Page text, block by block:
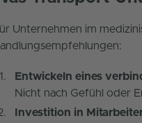
Unternehmen im
Entwickeln eines
Nicht nach Gefühl oder
Investition in